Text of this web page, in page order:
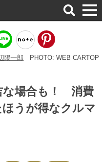
検
索
陽一郎
PHOTO: WEB CARTOP
な場合も！ 消費
うが得なクルマ